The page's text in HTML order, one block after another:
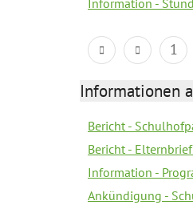
Information -
1
Informationen
Bericht -
Bericht -
Information -
Ankündigung -